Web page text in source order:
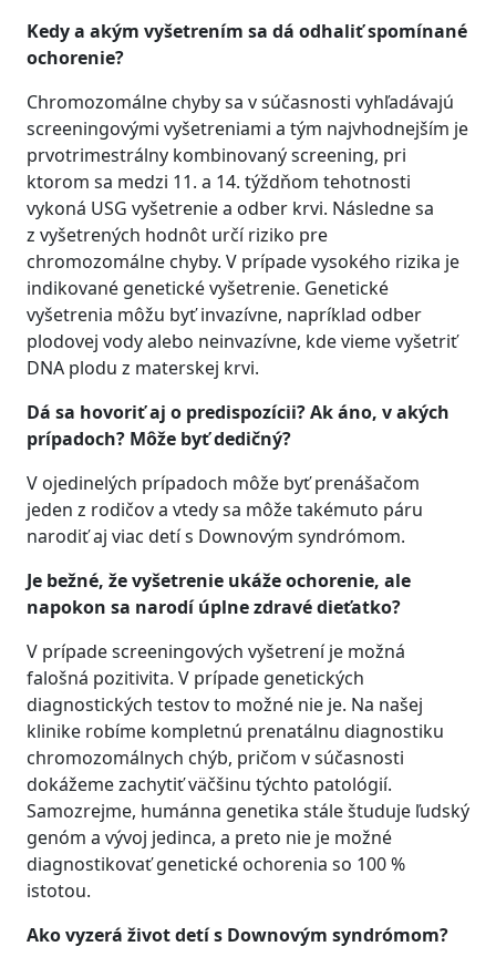
Kedy a akým vyšetrením sa dá odhaliť spomínané
ochorenie?
Chromozomálne chyby sa v súčasnosti vyhľadávajú
screeningovými vyšetreniami a tým najvhodnejším je
prvotrimestrálny kombinovaný screening, pri
ktorom sa medzi 11. a 14. týždňom tehotnosti
vykoná USG vyšetrenie a odber krvi. Následne sa
z vyšetrených hodnôt určí riziko pre
chromozomálne chyby. V prípade vysokého rizika je
indikované genetické vyšetrenie. Genetické
vyšetrenia môžu byť invazívne, napríklad odber
plodovej vody alebo neinvazívne, kde vieme vyšetriť
DNA plodu z materskej krvi.
Dá sa hovoriť aj o predispozícii? Ak áno, v akých
prípadoch? Môže byť dedičný?
V ojedinelých prípadoch môže byť prenášačom
jeden z rodičov a vtedy sa môže takémuto páru
narodiť aj viac detí s Downovým syndrómom.
Je bežné, že vyšetrenie ukáže ochorenie, ale
napokon sa narodí úplne zdravé dieťatko?
V prípade screeningových vyšetrení je možná
falošná pozitivita. V prípade genetických
diagnostických testov to možné nie je. Na našej
klinike robíme kompletnú prenatálnu diagnostiku
chromozomálnych chýb, pričom v súčasnosti
dokážeme zachytiť väčšinu týchto patológií.
Samozrejme, humánna genetika stále študuje ľudský
genóm a vývoj jedinca, a preto nie je možné
diagnostikovať genetické ochorenia so 100 %
istotou.
Ako vyzerá život detí s Downovým syndrómom?